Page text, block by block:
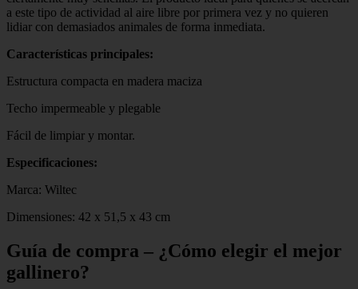
a este tipo de actividad al aire libre por primera vez y no quieren
lidiar con demasiados animales de forma inmediata.
Características principales:
Estructura compacta en madera maciza
Techo impermeable y plegable
Fácil de limpiar y montar.
Especificaciones:
Marca: Wiltec
Dimensiones: 42 x 51,5 x 43 cm
Guía de compra – ¿Cómo elegir el mejor
gallinero?